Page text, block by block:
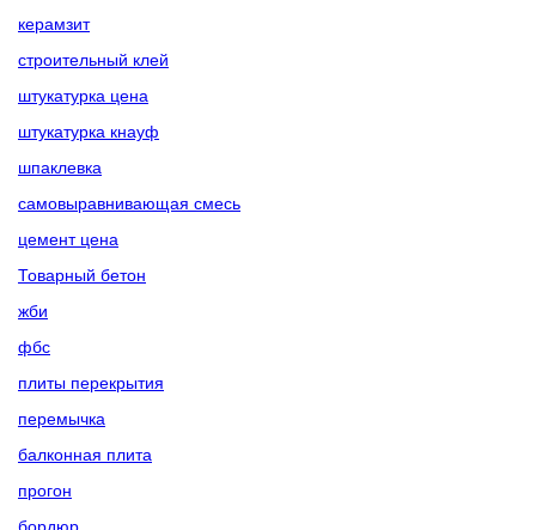
керамзит
строительный клей
штукатурка цена
штукатурка кнауф
шпаклевка
самовыравнивающая смесь
цемент цена
Товарный бетон
жби
фбс
плиты перекрытия
перемычка
балконная плита
прогон
бордюр